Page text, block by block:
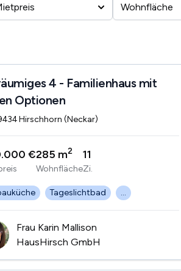
Wohnfläche
4 - Familienhaus mit
Optionen
Hirschhorn (Neckar)
€285 m2
Wohnfläche
11
Zi.
Tageslichtbad ...
Frau Karin Mallison
HausHirsch GmbH